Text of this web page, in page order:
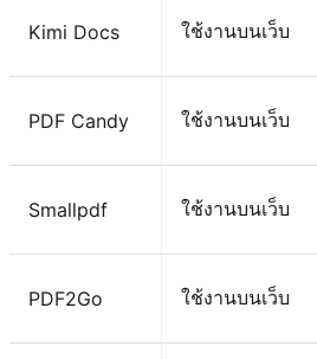
Kimi Docs ใช้งานบนเว็บ
PDF Candy ใช้งานบนเว็บ
Smallpdf ใช้งานบนเว็บ
PDF2Go ใช้งานบนเว็บ